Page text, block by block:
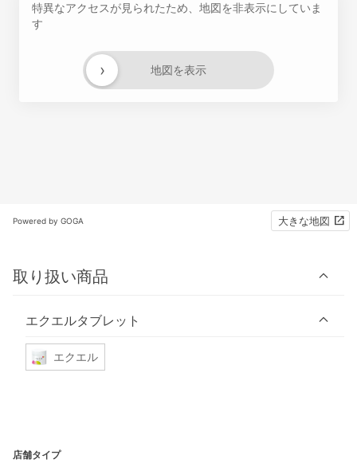
特異なアクセスが見られたため、地図を非表示にしていま
す
地図を表示
›
Powered by GOGA 大きな地図
取り扱い商品
エクエルタブレット
エクエル
店舗タイプ